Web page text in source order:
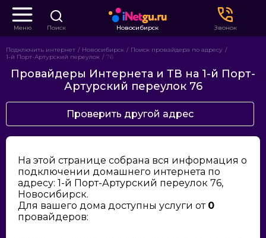
Меню Поиск Новосибирск Звонок
Подключить интернет Новосибирск
Поиск провайдера по адресу
1-й Порт-Артурский переулок
76
Провайдеры Интернета и ТВ на 1-й Порт-
Артурский переулок 76
Проверить другой адрес
На этой странице собрана вся информация о
подключении домашнего интернета по
адресу: 1-й Порт-Артурский переулок 76,
Новосибирск.
Для вашего дома доступны услуги от 0
провайдеров: